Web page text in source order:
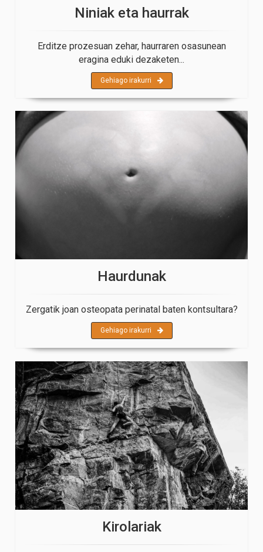
Niniak eta haurrak
Erditze prozesuan zehar, haurraren osasunean
eragina eduki dezaketen...
Gehiago irakurri
Haurdunak
Zergatik joan osteopata perinatal baten kontsultara?
Gehiago irakurri
Kirolariak